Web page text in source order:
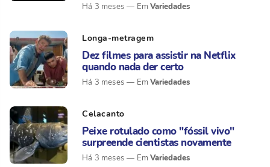
Há 3 meses Variedades
Longa-metragem
Dez filmes para assistir na Netflix
quando nada der certo
Há 3 meses Variedades
Celacanto
Peixe rotulado como "fóssil vivo"
surpreende cientistas novamente
Há 3 meses Variedades